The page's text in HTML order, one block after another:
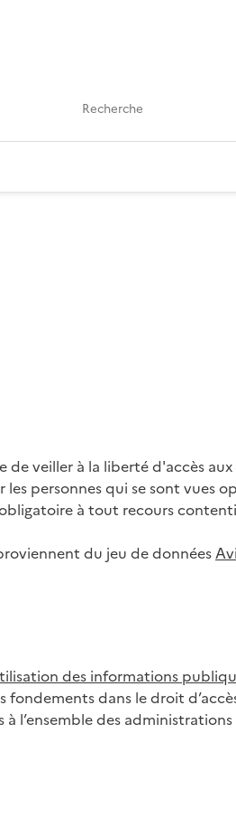
veiller à la liberté d'accès
personnes qui se sont vues
à tout recours
du jeu de données
des informations
fondements dans le droit
l’ensemble des